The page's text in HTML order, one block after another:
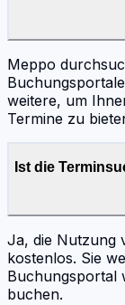
Meppo
weitere, um
Termine zu
Ist die
Ja, die Nutzung
kostenlos. Sie
Buchungsportal
buchen.